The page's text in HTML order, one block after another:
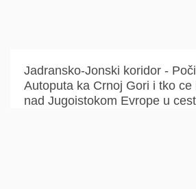
Jadransko-Jonski koridor -
Autoputa ka Crnoj Gori i tko ce
nad Jugoistokom Evrope u